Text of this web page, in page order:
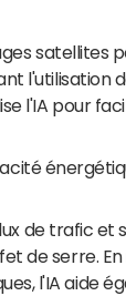
satellites
l'utilisation
l'IA pour
de trafic et
de serre.
l'IA aide